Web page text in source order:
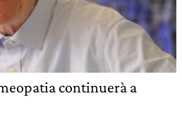
continuerà a